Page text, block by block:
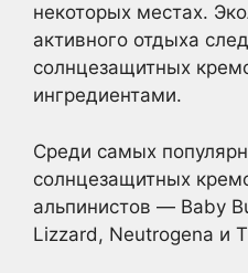
некоторых местах.
активного отдыха
солнцезащитных
ингредиентами.
Среди самых
солнцезащитных
альпинистов — Baby
Lizzard, Neutrogena и